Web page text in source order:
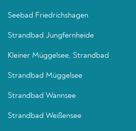
Seebad Friedrichshagen
Strandbad Jungfernheide
Kleiner Müggelsee, Strandbad
Strandbad Müggelsee
Strandbad Wannsee
Strandbad Weißensee